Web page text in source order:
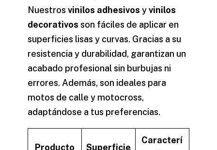
Nuestros vinilos adhesivos yvinilos
decorativos son fáciles de aplicar en
superficies lisas y curvas. Gracias a su
resistencia y durabilidad, garantizan un
acabado profesional sin burbujas ni
errores. Además, son ideales para
motos de calle y motocross,
adaptándose a tus preferencias.
Producto Superficie
Caracterí